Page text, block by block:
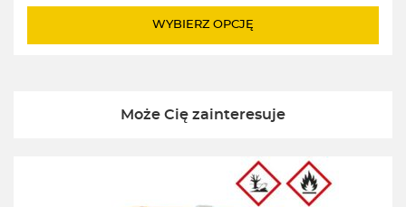
WYBIERZ OPCJĘ
Może Cię zainteresuje